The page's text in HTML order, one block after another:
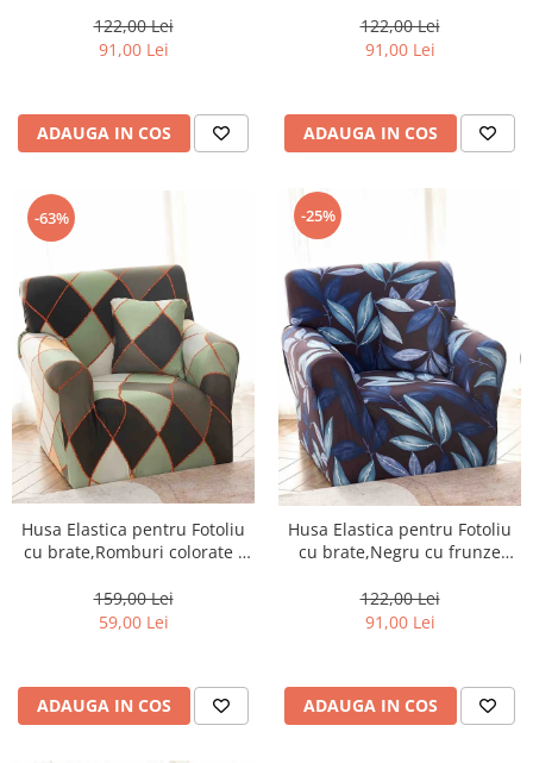
122,00 Lei
91,00 Lei
ADAUGA IN COS
122,00 Lei
91,00 Lei
ADAUGA IN COS
-63%
Husa Elastica pentru Fotoliu
cu brate,Romburi colorate -
159,00 Lei
59,00 Lei
ADAUGA IN COS
-25%
Husa Elastica pentru Fotoliu
cu brate,Negru cu frunze
122,00 Lei
91,00 Lei
ADAUGA IN COS